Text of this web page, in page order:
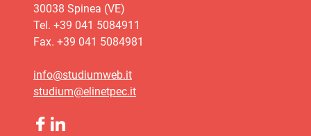
30038 Spinea (VE)
Tel. +39 041 5084911
Fax. +39 041 5084981
info@studiumweb.it
studium@elinetpec.it